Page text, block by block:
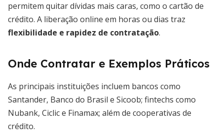
permitem quitar dívidas mais caras, como o cartão de
crédito. A liberação online em horas ou dias traz
flexibilidade e rapidez de contratação.
Onde Contratar e Exemplos Práticos
As principais instituições incluem bancos como
Santander, Banco do Brasil e Sicoob; fintechs como
Nubank, Ciclic e Finamax; além de cooperativas de
crédito.